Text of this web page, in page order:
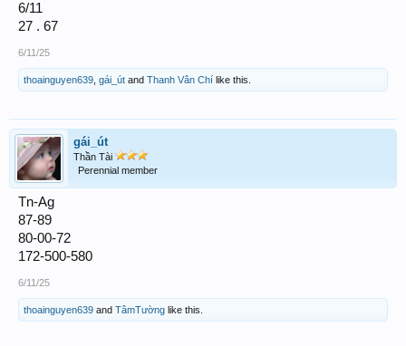
6/11
27 . 67
6/11/25
thoainguyen639 gái_út and Thanh Vân Chí like this.
gái_út
Thần Tài
Perennial member
Tn-Ag
87-89
80-00-72
172-500-580
6/11/25
thoainguyen639 and TâmTường like this.